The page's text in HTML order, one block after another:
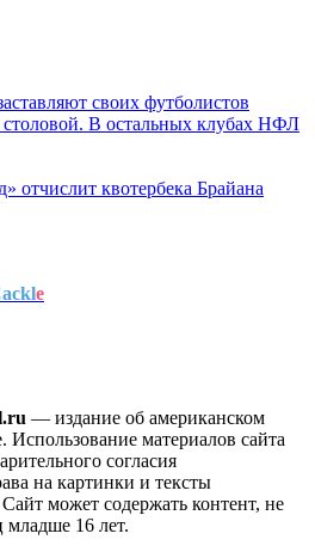
своих футболистов
столовой. В остальных клубах НФЛ
отчислит квотербека Брайана
e
— издание об американском
Использование материалов cайта
согласия
на картинки и тексты
может содержать контент, не
младше 16 лет.